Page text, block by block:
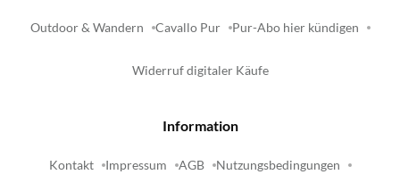
Outdoor & Wandern Cavallo Pur Pur-Abo hier kündigen
Widerruf digitaler Käufe
Information
Kontakt Impressum AGB Nutzungsbedingungen